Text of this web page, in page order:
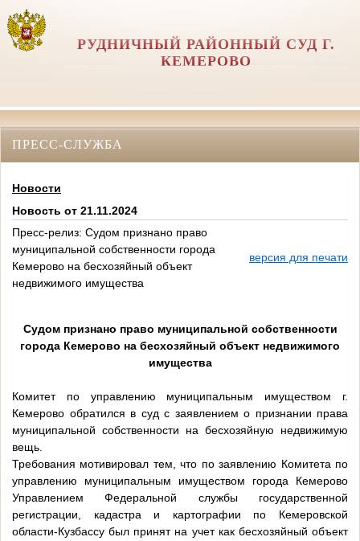
РУДНИЧНЫЙ РАЙОННЫЙ СУД Г.
КЕМЕРОВО
ПРЕСС-СЛУЖБА
Новости
Новость от 21.11.2024
Пресс-релиз: Судом признано право
муниципальной собственности города
Кемерово на бесхозяйный объект
недвижимого имущества
версия для печати
Судом признано право муниципальной собственности
города Кемерово на бесхозяйный объект недвижимого
имущества
Комитет по управлению муниципальным имуществом г.
Кемерово обратился в суд с заявлением о признании права
муниципальной собственности на бесхозяйную недвижимую
вещь.
Требования мотивировал тем, что по заявлению Комитета по
управлению муниципальным имуществом города Кемерово
Управлением Федеральной службы государственной
регистрации, кадастра и картографии по Кемеровской
области-Кузбассу был принят на учет как бесхозяйный объект